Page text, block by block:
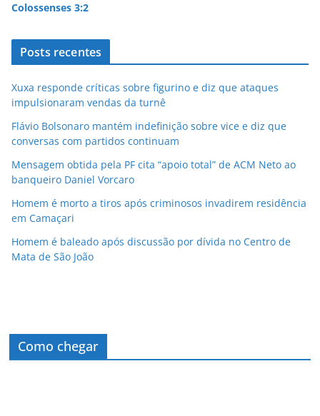
Colossenses 3:2
Posts recentes
Xuxa responde críticas sobre figurino e diz que ataques
impulsionaram vendas da turnê
Flávio Bolsonaro mantém indefinição sobre vice e diz que
conversas com partidos continuam
Mensagem obtida pela PF cita “apoio total” de ACM Neto ao
banqueiro Daniel Vorcaro
Homem é morto a tiros após criminosos invadirem residência
em Camaçari
Homem é baleado após discussão por dívida no Centro de
Mata de São João
Como chegar